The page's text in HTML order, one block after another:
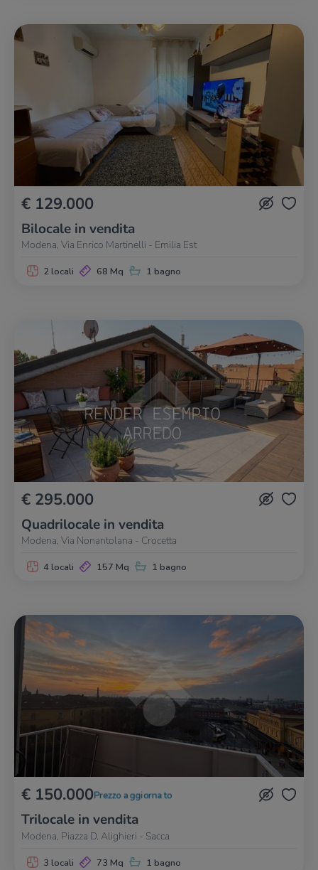
€ 129.000
Bilocale in vendita
Modena, Via Enrico Martinelli - Emilia Est
2 locali 68 Mq 1 bagno
€ 295.000
Quadrilocale in vendita
Modena, Via Nonantolana - Crocetta
4 locali 157 Mq 1 bagno
€ 150.000 Prezzo aggiornato
Trilocale in vendita
Modena, Piazza D. Alighieri - Sacca
3 locali 73 Mq 1 bagno